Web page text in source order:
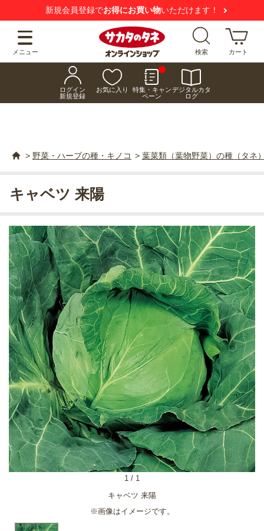
新規会員登録でお得にお買い物いただけます！
メニュー 検索 カート
ログイン
新規登録
お気に入り
特集・キャン
ペーン
デジタルカタ
ログ
> 野菜・ハーブの種・キノコ > 葉菜類（葉物野菜）の種（タネ
キャベツ 来陽
※画像はイメージです。
1 / 1
キャベツ 来陽